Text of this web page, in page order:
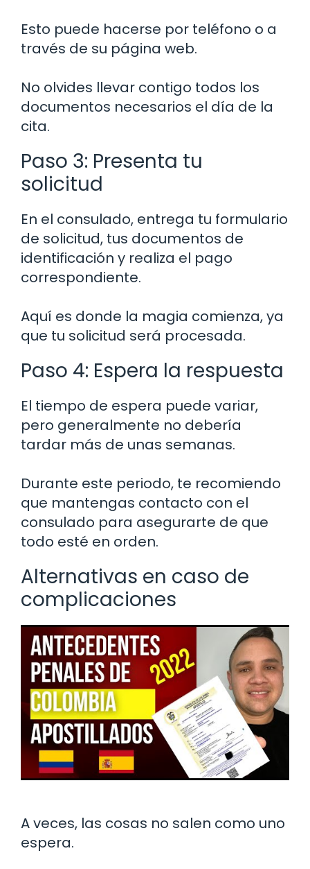
Esto puede hacerse por teléfono o a
través de su página web.
No olvides llevar contigo todos los
documentos necesarios el día de la
cita.
Paso 3: Presenta tu
solicitud
En el consulado, entrega tu formulario
de solicitud, tus documentos de
identificación y realiza el pago
correspondiente.
Aquí es donde la magia comienza, ya
que tu solicitud será procesada.
Paso 4: Espera la respuesta
El tiempo de espera puede variar,
pero generalmente no debería
tardar más de unas semanas.
Durante este periodo, te recomiendo
que mantengas contacto con el
consulado para asegurarte de que
todo esté en orden.
Alternativas en caso de
complicaciones
A veces, las cosas no salen como uno
espera.